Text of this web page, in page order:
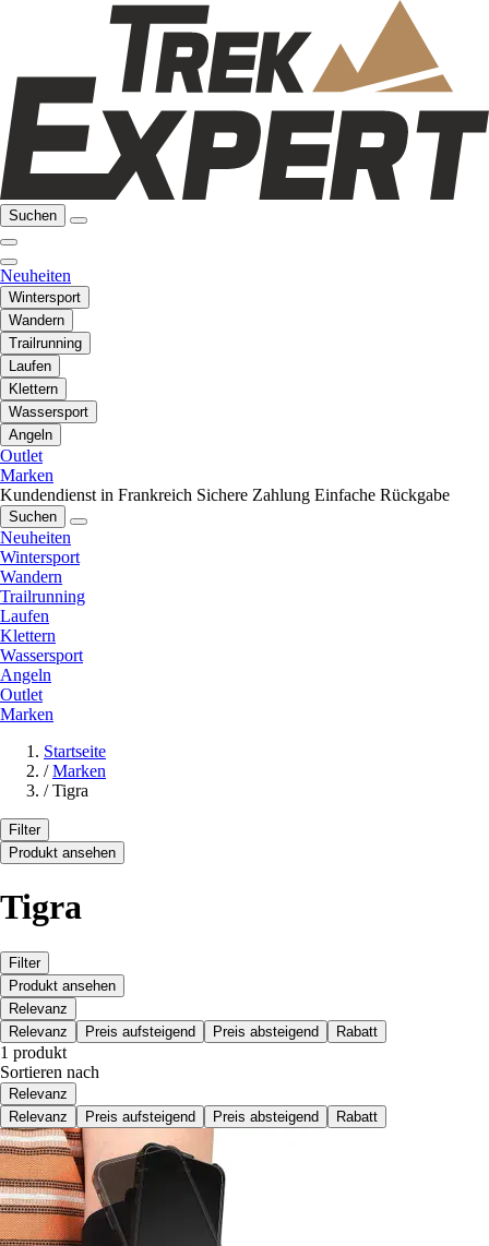
Suchen
Neuheiten
Wintersport
Wandern
Trailrunning
Laufen
Klettern
Wassersport
Angeln
Outlet
Marken
Kundendienst in Frankreich Sichere Zahlung Einfache Rückgabe
Suchen
Neuheiten
Wintersport
Wandern
Trailrunning
Laufen
Klettern
Wassersport
Angeln
Outlet
Marken
Startseite
/ Marken
/ Tigra
Filter
Produkt ansehen
Tigra
Filter
Produkt ansehen
Relevanz
Relevanz
Preis aufsteigend Preis absteigend Rabatt
1 produkt
Sortieren nach
Relevanz
Relevanz
Preis aufsteigend Preis absteigend Rabatt